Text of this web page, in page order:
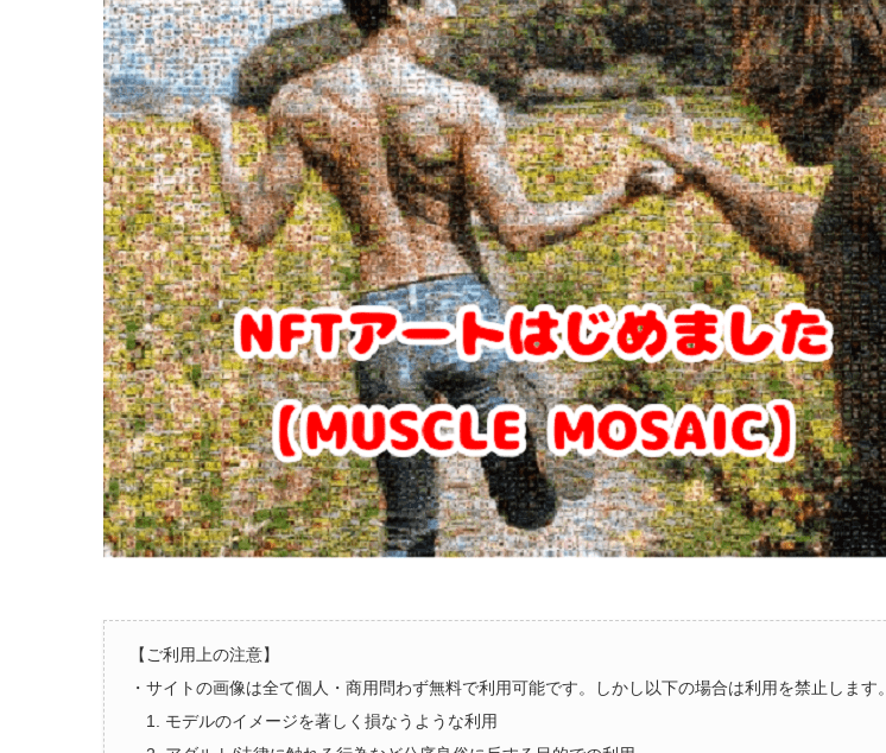
【ご利用上の注意】
・サイトの画像は全て個人・商用問わず無料で利用可能です。しかし以下の場合は利用を禁止します。
1. モデルのイメージを著しく損なうような利用